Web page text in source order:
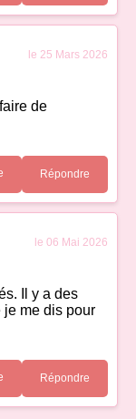
le 25 Mars 2026
de
Répondre
le 06 Mai 2026
Il y a des
je me dis pour
Répondre